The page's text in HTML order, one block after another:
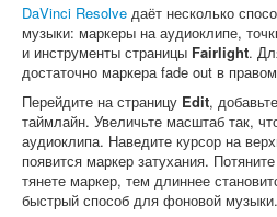
DaVinci Resolve даёт несколько
музыки: маркеры на аудиоклипе,
и инструменты страницы Fairlight.
достаточно маркера fade out в
Перейдите на страницу Edit,
таймлайн. Увеличьте масштаб так,
аудиоклипа. Наведите курсор на
появится маркер затухания.
тянете маркер, тем длиннее
быстрый способ для фоновой музыки.